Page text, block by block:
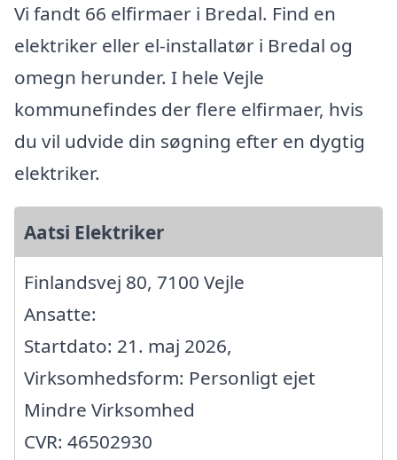
Vi fandt 66 elfirmaer i Bredal. Find en
elektriker eller el-installatør i Bredal og
omegn herunder. I hele Vejle
kommunefindes der flere elfirmaer, hvis
du vil udvide din søgning efter en dygtig
elektriker.
Aatsi Elektriker
Finlandsvej 80, 7100 Vejle
Ansatte:
Startdato: 21. maj 2026,
Virksomhedsform: Personligt ejet
Mindre Virksomhed
CVR: 46502930